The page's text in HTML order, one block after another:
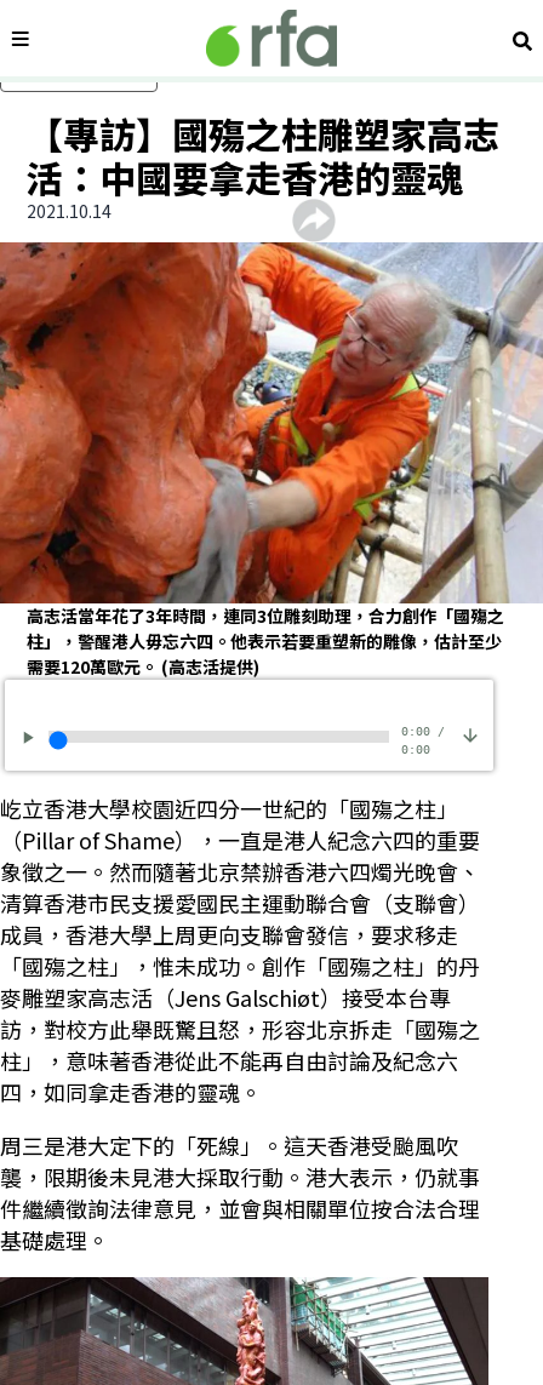
內容分類 搜
【專訪】國殤之柱雕塑家高志
活：中國要拿走香港的靈魂
2021.10.14
高志活當年花了3年時間，連同3位雕刻助理，合力創作「國殤之
柱」，警醒港人毋忘六四。他表示若要重塑新的雕像，估計至少
需要120萬歐元。 (高志活提供)
0:00/
0:00
屹立香港大學校園近四分一世紀的「國殤之柱」
（Pillar of Shame），一直是港人紀念六四的重要
象徵之一。然而隨著北京禁辦香港六四燭光晚會、
清算香港市民支援愛國民主運動聯合會（支聯會）
成員，香港大學上周更向支聯會發信，要求移走
「國殤之柱」，惟未成功。創作「國殤之柱」的丹
麥雕塑家高志活（Jens Galschiøt）接受本台專
訪，對校方此舉既驚且怒，形容北京拆走「國殤之
柱」，意味著香港從此不能再自由討論及紀念六
四，如同拿走香港的靈魂。
周三是港大定下的「死線」。這天香港受颱風吹
襲，限期後未見港大採取行動。港大表示，仍就事
件繼續徵詢法律意見，並會與相關單位按合法合理
基礎處理。